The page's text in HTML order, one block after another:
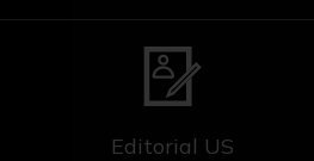
Editorial US